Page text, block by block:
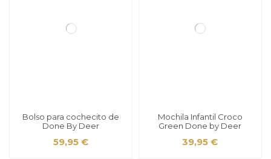
Bolso para cochecito de
Done By Deer
59,95 €
Mochila Infantil Croco
Green Done by Deer
39,95 €